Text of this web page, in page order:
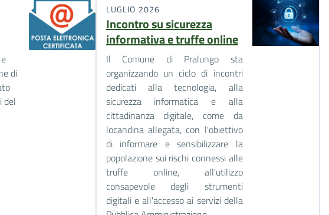
di
del
LUGLIO 2026
Incontro su sicurezza
informativa e truffe online
Il Comune di Pralungo sta
organizzando un ciclo di incontri
dedicati alla tecnologia, alla
sicurezza informatica e alla
cittadinanza digitale, come da
locandina allegata, con l'obiettivo
di informare e sensibilizzare la
popolazione sui rischi connessi alle
truffe online, all'utilizzo
consapevole degli strumenti
digitali e all'accesso ai servizi della